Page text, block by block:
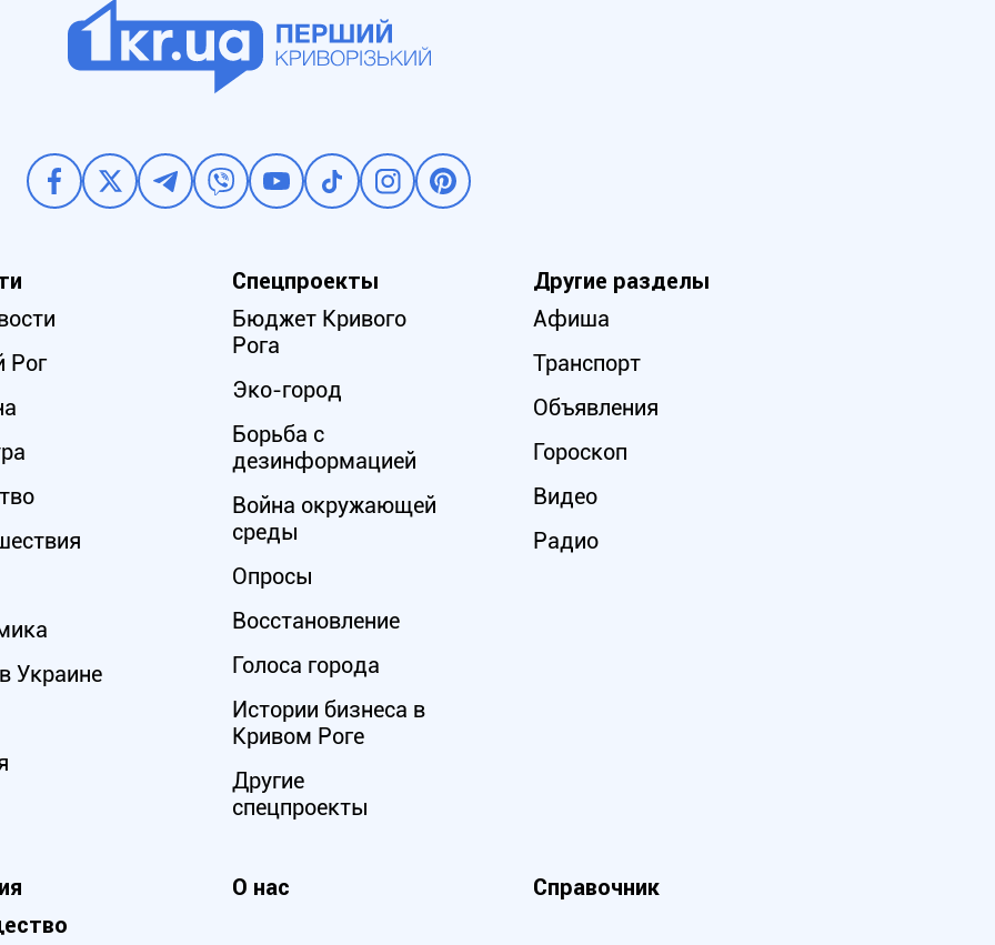
Рог
Украине
Спецпроекты
Бюджет Кривого
Рога
Эко-город
Борьба с
дезинформацией
Война окружающей
среды
Опросы
Восстановление
Голоса города
Истории бизнеса в
Кривом Роге
Другие
спецпроекты
Другие разделы
Афиша
Транспорт
Объявления
Гороскоп
Видео
Радио
О нас
Справочник